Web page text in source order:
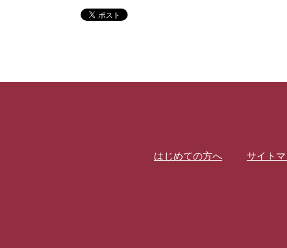
はじめての方へ サイト